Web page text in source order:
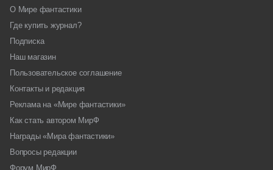
О Мире фантастики
Где купить журнал?
Подписка
Наш магазин
Пользовательское соглашение
Контакты и редакция
Реклама на «Мире фантастики»
Как стать автором МирФ
Награды «Мира фантастики»
Вопросы редакции
Форум МирФ